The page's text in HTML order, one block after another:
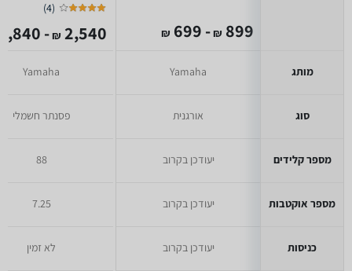
מותג
סוג
מספר קלידים
מספר אוקטבות
כניסות
899
₪
- 699
₪
Yamaha
אורגנית
יעודכן בקרוב
יעודכן בקרוב
יעודכן בקרוב
(
4
)
2,540
₪
- 1,840
Yamaha
פסנתר חשמלי
88
7.25
לא זמין